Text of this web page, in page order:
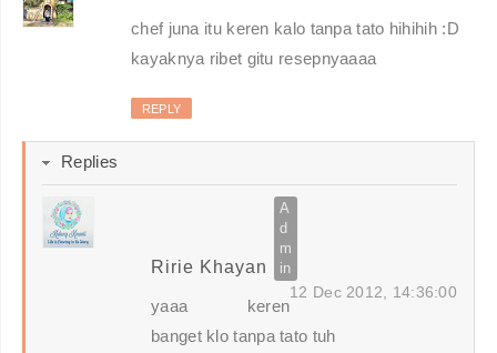
chef juna itu keren kalo tanpa tato hihihih :D
kayaknya ribet gitu resepnyaaaa
REPLY
Replies
Ririe Khayan
12 Dec 2012, 14:36:00
yaaa keren
banget klo tanpa tato tuh